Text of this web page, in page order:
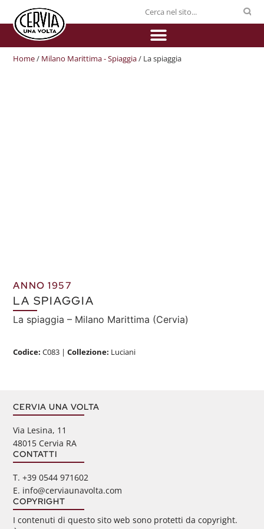
Home/ Milano Marittima - Spiaggia/ La spiaggia
ANNO 1957
LA SPIAGGIA
La spiaggia – Milano Marittima (Cervia)
Codice:C083 |Collezione: Luciani
CERVIA UNA VOLTA
Via Lesina, 11
48015 Cervia RA
CONTATTI
‭T. +39 0544 971602
E. info@cerviaunavolta.com
COPYRIGHT
I contenuti di questo sito web sono protetti da copyright.